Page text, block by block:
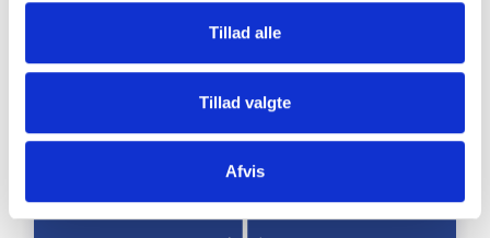
Tillad alle
Tillad valgte
Afvis
pdf / 173 kB